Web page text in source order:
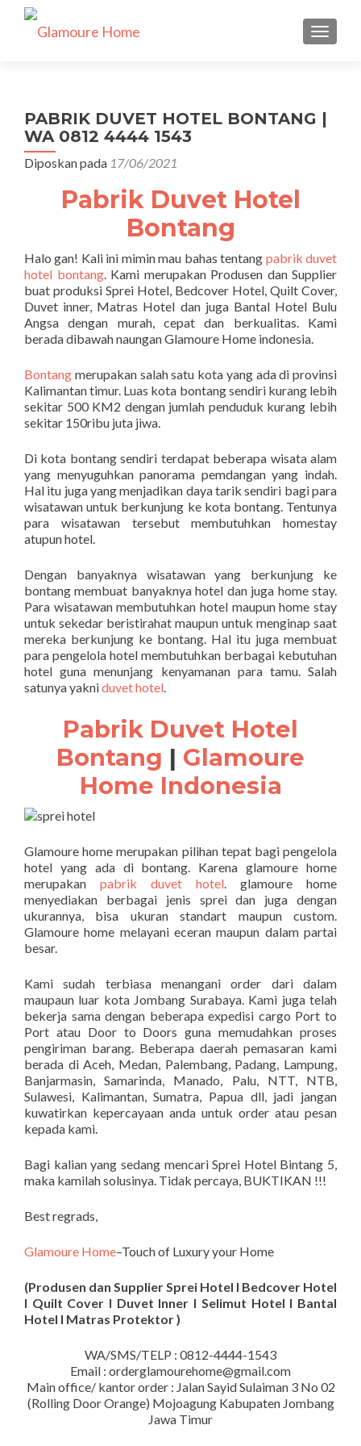
TUKAR
PABRIK DUVET HOTEL BONTANG |
WA 0812 4444 1543
Diposkan pada 17/06/2021
Pabrik Duvet Hotel
Bontang
Halo gan! Kali ini mimin mau bahas tentang pabrik duvet
hotel bontang. Kami merupakan Produsen dan Supplier
buat produksi Sprei Hotel, Bedcover Hotel, Quilt Cover,
Duvet inner, Matras Hotel dan juga Bantal Hotel Bulu
Angsa dengan murah, cepat dan berkualitas. Kami
berada dibawah naungan Glamoure Home indonesia.
Bontang merupakan salah satu kota yang ada di provinsi
Kalimantan timur. Luas kota bontang sendiri kurang lebih
sekitar 500 KM2 dengan jumlah penduduk kurang lebih
sekitar 150ribu juta jiwa.
Di kota bontang sendiri terdapat beberapa wisata alam
yang menyuguhkan panorama pemdangan yang indah.
Hal itu juga yang menjadikan daya tarik sendiri bagi para
wisatawan untuk berkunjung ke kota bontang. Tentunya
para wisatawan tersebut membutuhkan homestay
atupun hotel.
Dengan banyaknya wisatawan yang berkunjung ke
bontang membuat banyaknya hotel dan juga home stay.
Para wisatawan membutuhkan hotel maupun home stay
untuk sekedar beristirahat maupun untuk menginap saat
mereka berkunjung ke bontang. Hal itu juga membuat
para pengelola hotel membutuhkan berbagai kebutuhan
hotel guna menunjang kenyamanan para tamu. Salah
satunya yakniduvet hotel.
Pabrik Duvet Hotel
Bontang | Glamoure
Home Indonesia
Glamoure home merupakan pilihan tepat bagi pengelola
hotel yang ada di bontang. Karena glamoure home
merupakan pabrik duvet hotel. glamoure home
menyediakan berbagai jenis sprei dan juga dengan
ukurannya, bisa ukuran standart maupun custom.
Glamoure home melayani eceran maupun dalam partai
besar.
Kami sudah terbiasa menangani order dari dalam
maupaun luar kota Jombang Surabaya. Kami juga telah
bekerja sama dengan beberapa expedisi cargo Port to
Port atau Door to Doors guna memudahkan proses
pengiriman barang. Beberapa daerah pemasaran kami
berada di Aceh, Medan, Palembang, Padang, Lampung,
Banjarmasin, Samarinda, Manado, Palu, NTT, NTB,
Sulawesi, Kalimantan, Sumatra, Papua dll, jadi jangan
kuwatirkan kepercayaan anda untuk order atau pesan
kepada kami.
Bagi kalian yang sedang mencari Sprei Hotel Bintang 5,
maka kamilah solusinya. Tidak percaya, BUKTIKAN !!!
Best regrads,
Glamoure Home–Touch of Luxury your Home
(Produsen dan Supplier Sprei Hotel I Bedcover Hotel
I Quilt Cover I Duvet Inner I Selimut Hotel I Bantal
Hotel I Matras Protektor )
WA/SMS/TELP : 0812-4444-1543
Email : orderglamourehome@gmail.com
Main office/ kantor order : Jalan Sayid Sulaiman 3 No 02
(Rolling Door Orange) Mojoagung Kabupaten Jombang
Jawa Timur